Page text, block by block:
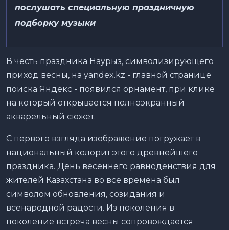
послушать специальную праздничную
подборку музыки
В честь праздника Наурыз, символизирующего
приход весны, на yandex.kz - главной странице
поиска Яндекс - появился орнамент, при клике
на который открывается полноэкранный
акварельный сюжет.
С первого взгляда изображение погружает в
национальный колорит этого древнейшего
праздника. День весеннего равноденствия для
жителей Казахстана во все времена был
символом обновления, созидания и
всенародной радости. Из поколения в
поколение встреча весны сопровождается